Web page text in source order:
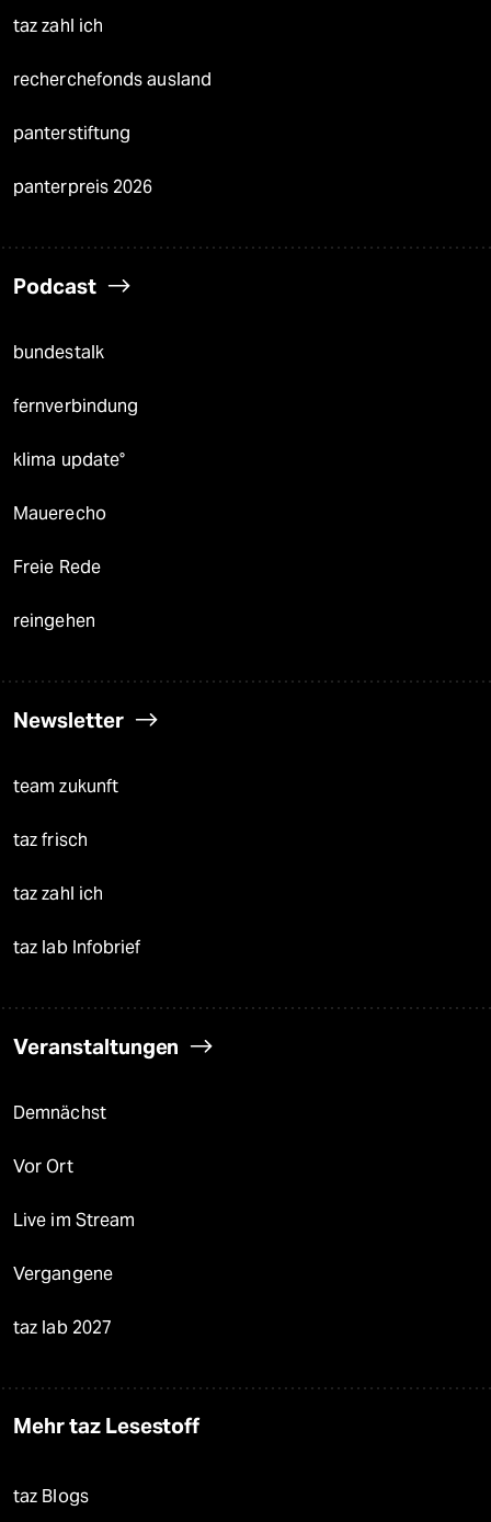
taz zahl ich
recherchefonds ausland
panterstiftung
panterpreis 2026
Podcast
bundestalk
fernverbindung
klima update°
Mauerecho
Freie Rede
reingehen
Newsletter
team zukunft
taz frisch
taz zahl ich
taz lab Infobrief
Veranstaltungen
Demnächst
Vor Ort
Live im Stream
Vergangene
taz lab 2027
Mehr taz Lesestoff
taz Blogs